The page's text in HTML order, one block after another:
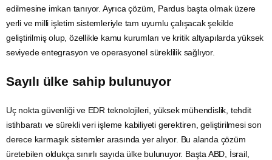
edilmesine imkan tanıyor. Ayrıca çözüm, Pardusbaşta olmak üzere
yerli ve milli işletim sistemleriyle tam uyumlu çalışacak şekilde
geliştirilmiş olup, özellikle kamu kurumları ve kritik altyapılarda yüksek
seviyede entegrasyon ve operasyonel süreklilik sağlıyor.
Sayılı ülke sahip bulunuyor
Uç nokta güvenliği ve EDR teknolojileri, yüksek mühendislik, tehdit
istihbaratı ve sürekli veri işleme kabiliyeti gerektiren, geliştirilmesi son
derece karmaşık sistemler arasında yer alıyor. Bu alanda çözüm
üretebilen oldukça sınırlı sayıda ülke bulunuyor. Başta ABD, İsrail,